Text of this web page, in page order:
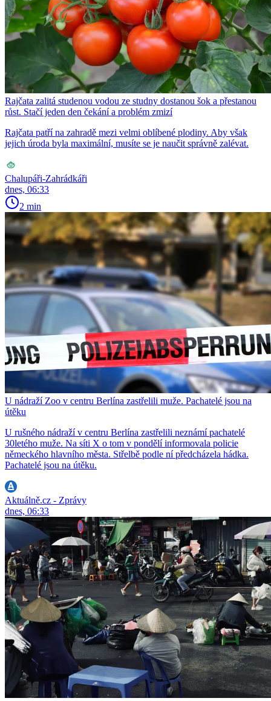
Rajčata zalitá studenou vodou ze studny dostanou šok a přestanou
růst. Stačí jeden den čekání a problém zmizí
Rajčata patří na zahradě mezi velmi oblíbené plodiny. Aby však
jejich úroda byla maximální, musíte se je naučit správně zalévat.
Chalupáři-Zahrádkáři
dnes, 06:33
2 min
U nádraží Zoo v centru Berlína zastřelili muže. Pachatelé jsou na
útěku
U rušného nádraží v centru Berlína zastřelili neznámí pachatelé
30letého muže. Na síti X o tom v pondělí informovala policie
německého hlavního města. Střelbě podle ní předcházela hádka.
Pachatelé jsou na útěku.
Aktuálně.cz - Zprávy
dnes, 06:33